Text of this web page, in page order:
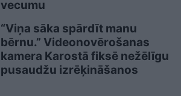
vecumu
“Viņa sāka spārdīt manu
bērnu.” Videonovērošanas
kamera Karostā fiksē nežēlīgu
pusaudžu izrēķināšanos